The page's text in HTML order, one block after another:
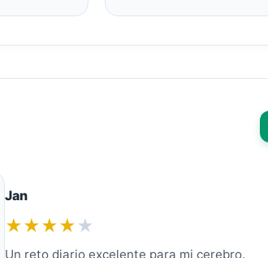
Jan
★★★★ ★
Un reto diario excelente para mi cerebro.